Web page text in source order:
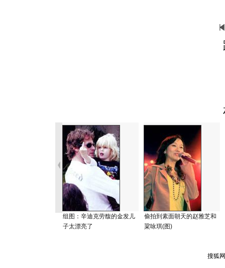
组图：辛迪克劳馥的金发儿
子太漂亮了
偷拍到素面朝天的赵雅芝和
粱咏琪(图)